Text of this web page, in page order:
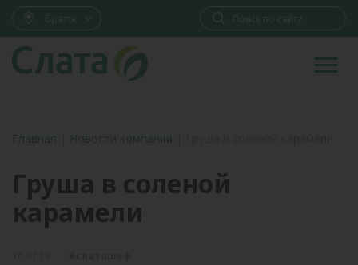
Братск
Главная Новости компании
Груша в соленой
карамели